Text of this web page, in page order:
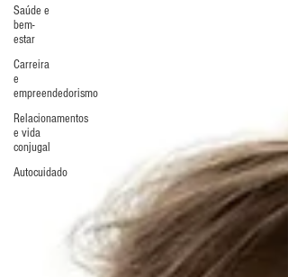
Saúde e
bem-
estar
Carreira
e
empreendedorismo
Relacionamentos
e vida
conjugal
Autocuidado